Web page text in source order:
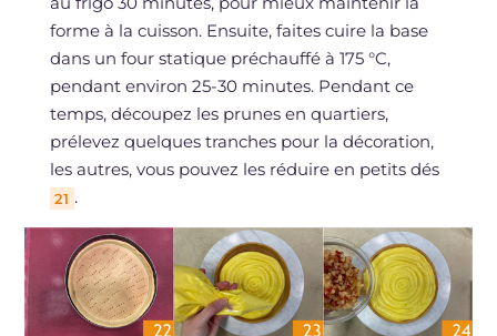
forme à la cuisson. Ensuite, faites cuire la base
dans un four statique préchauffé à 175 °C,
pendant environ 25-30 minutes. Pendant ce
temps, découpez les prunes en quartiers,
prélevez quelques tranches pour la décoration,
les autres, vous pouvez les réduire en petits dés
21 .